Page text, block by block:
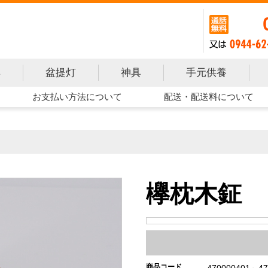
盆提灯 神具 手元供養
お支払い方法について 配送・配送料について
欅枕木鉦